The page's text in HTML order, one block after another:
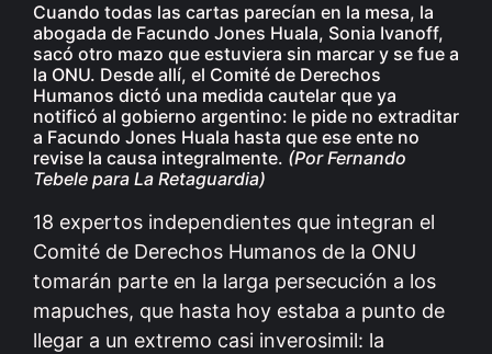
Cuando todas las cartas parecían en la mesa, la
abogada de Facundo Jones Huala, Sonia Ivanoff,
sacó otro mazo que estuviera sin marcar y se fue a
la ONU. Desde allí, el Comité de Derechos
Humanos dictó una medida cautelar que ya
notificó al gobierno argentino: le pide no extraditar
a Facundo Jones Huala hasta que ese ente no
revise la causa integralmente. (Por Fernando
Tebele para La Retaguardia)
18 expertos independientes que integran el
Comité de Derechos Humanos de la ONU
tomarán parte en la larga persecución a los
mapuches, que hasta hoy estaba a punto de
llegar a un extremo casi inverosimil: la